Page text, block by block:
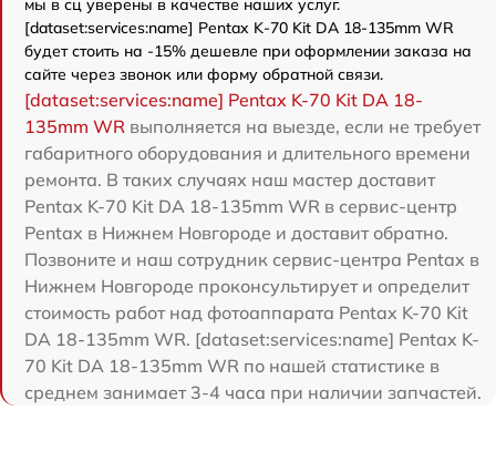
мы в сц уверены в качестве наших услуг.
[dataset:services:name] Pentax K-70 Kit DA 18-135mm WR
будет стоить на -15% дешевле при оформлении заказа на
сайте через звонок или форму обратной связи.
[dataset:services:name] Pentax K-70 Kit DA 18-
135mm WR выполняется на выезде, если не требует
габаритного оборудования и длительного времени
ремонта. В таких случаях наш мастер доставит
Pentax K-70 Kit DA 18-135mm WR в сервис-центр
Pentax в Нижнем Новгороде и доставит обратно.
Позвоните и наш сотрудник сервис-центра Pentax в
Нижнем Новгороде проконсультирует и определит
стоимость работ над фотоаппарата Pentax K-70 Kit
DA 18-135mm WR. [dataset:services:name] Pentax K-
70 Kit DA 18-135mm WR по нашей статистике в
среднем занимает 3-4 часа при наличии запчастей.